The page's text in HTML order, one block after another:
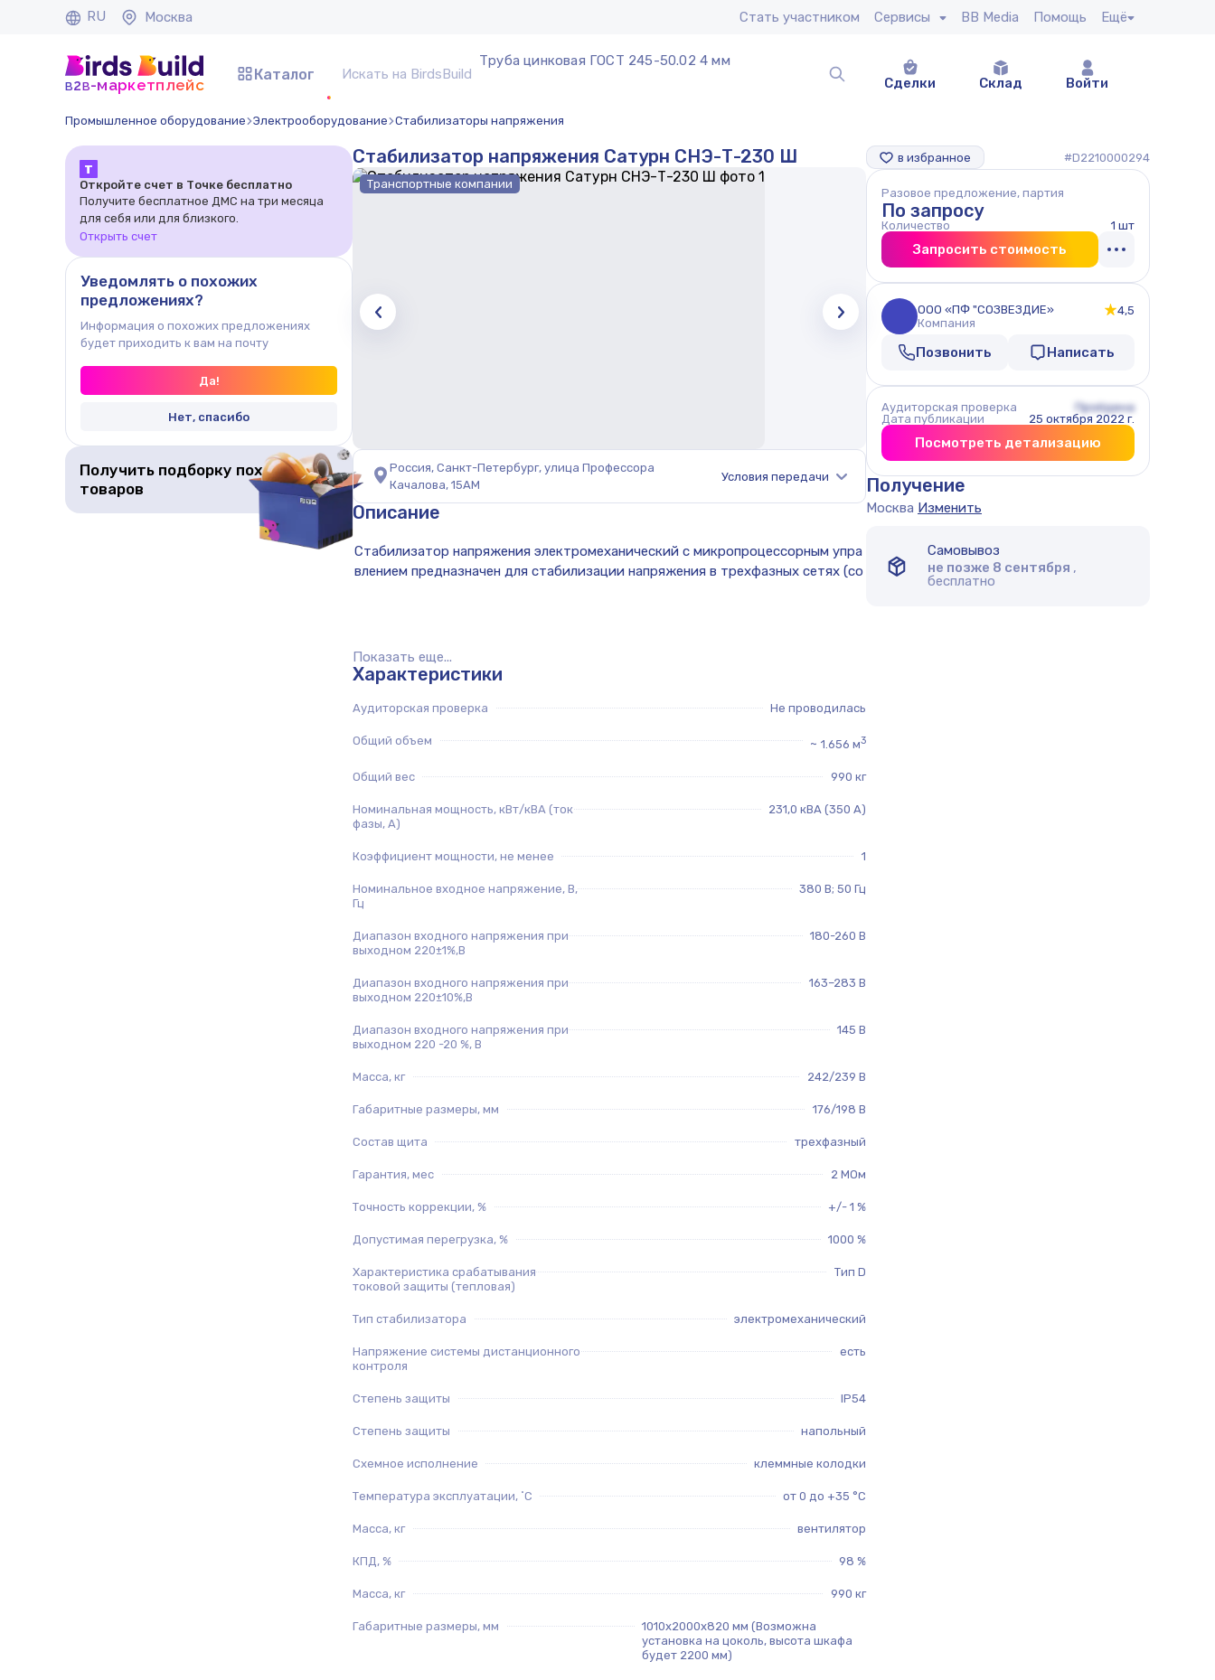
RU Москва Стать участником Сервисы BB Media Помощь Ещё
b2b-маркетплейс
Каталог
Труба цинковая ГОСТ 245-50.02 4 мм
Сделки
Склад Войти
Промышленное оборудование Электрооборудование Стабилизаторы напряжения
Т
Откройте счет в Точке бесплатно
Получите бесплатное ДМС на три месяца
для себя или для близкого.
Открыть счет
Уведомлять о похожих
предложениях?
Информация о похожих предложениях
будет приходить к вам на почту
Да!
Нет, спасибо
Получить подборку похожих
товаров
Стабилизатор напряжения Сатурн СНЭ-Т-230 Ш
Транспортные компании
Россия, Санкт-Петербург, улица Профессора
Качалова, 15АМ
Условия передачи
Описание
Показать еще...
Характеристики
Аудиторская проверка Не проводилась
Общий объем ~ 1.656 м3
Общий вес 990 кг
Номинальная мощность, кВт/кВА (ток
фазы, А)
231,0 кВА (350 А)
Коэффициент мощности, не менее 1
Номинальное входное напряжение, В,
Гц
380 В; 50 Гц
Диапазон входного напряжения при
выходном 220±1%,В
180-260 В
Диапазон входного напряжения при
выходном 220±10%,В
163–283 В
Диапазон входного напряжения при
выходном 220 -20 %, В
145 В
Масса, кг 242/239 В
Габаритные размеры, мм 176/198 В
Состав щита трехфазный
Гарантия, мес 2 МОм
Точность коррекции, % +/- 1 %
Допустимая перегрузка, % 1000 %
Характеристика срабатывания
токовой защиты (тепловая)
Тип D
Тип стабилизатора электромеханический
Напряжение системы дистанционного
контроля
есть
Степень защиты IP54
Степень защиты напольный
Схемное исполнение клеммные колодки
Температура эксплуатации, ˚С от 0 до +35 °C
Масса, кг вентилятор
КПД, % 98 %
Масса, кг 990 кг
Габаритные размеры, мм
1010х2000х820 мм (Возможна
установка на цоколь, высота шкафа
будет 2200 мм)
в избранное #D2210000294
Разовое предложение, партия
По запросу
Количество 1 шт
Запросить стоимость
ООО «ПФ "СОЗВЕЗДИЕ»
4,5
Компания
Позвонить Написать
Аудиторская проверка
Пройдена
Дата публикации
25 октября 2022 г.
Посмотреть детализацию
Получение
Москва Изменить
Самовывоз
не позже 8 сентября ,
бесплатно